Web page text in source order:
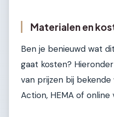
Materialen en
Ben je benieuwd wat
gaat kosten?
van prijzen bij bekende
Action, HEMA of online